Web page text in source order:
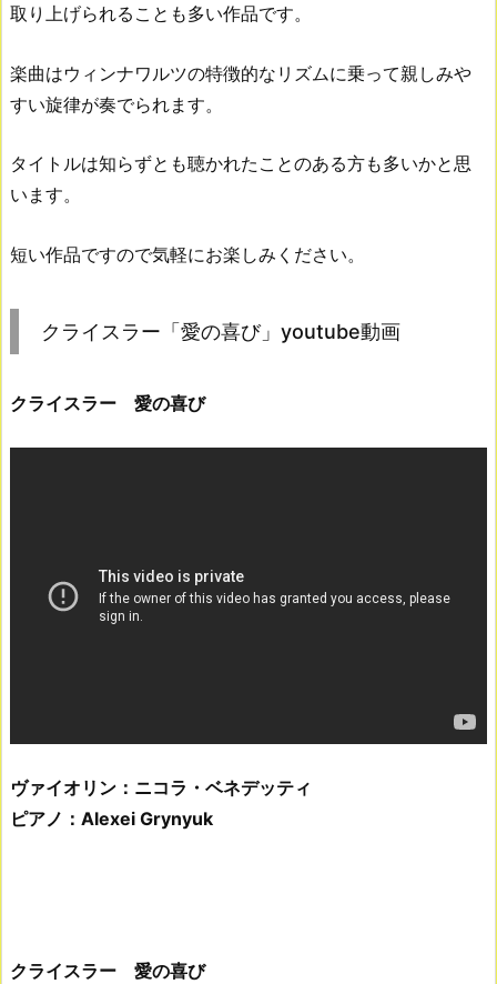
取り上げられることも多い作品です。
楽曲はウィンナワルツの特徴的なリズムに乗って親しみや
すい旋律が奏でられます。
タイトルは知らずとも聴かれたことのある方も多いかと思
います。
短い作品ですので気軽にお楽しみください。
クライスラー「愛の喜び」youtube動画
クライスラー 愛の喜び
ヴァイオリン：ニコラ・ベネデッティ
ピアノ：Alexei Grynyuk
クライスラー 愛の喜び